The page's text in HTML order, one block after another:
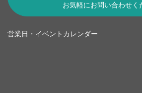
お気軽にお問い合わせく
営業日・イベントカレンダー